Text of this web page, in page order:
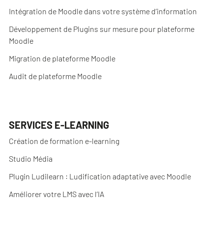
Intégration de Moodle dans votre système d’information
Développement de Plugins sur mesure pour plateforme
Moodle
Migration de plateforme Moodle
Audit de plateforme Moodle
SERVICES E-LEARNING
Création de formation e-learning
Studio Média
Plugin Ludilearn : Ludification adaptative avec Moodle
Améliorer votre LMS avec l’IA